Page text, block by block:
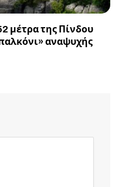
μέτρα της Πίνδου
αναψυχής